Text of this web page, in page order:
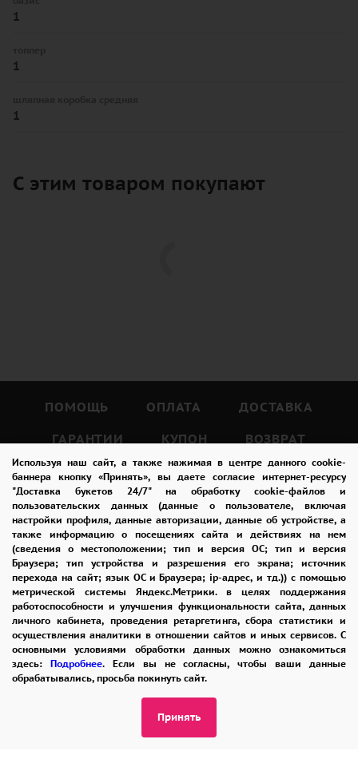
Используя наш сайт, а также нажимая в центре данного cookie-
баннера кнопку «Принять», вы даете согласие интернет-ресурсу
"Доставка букетов 24/7" на обработку cookie-файлов и
пользовательских данных (данные о пользователе, включая
настройки профиля, данные авторизации, данные об устройстве, а
также информацию о посещениях сайта и действиях на нем
(сведения о местоположении; тип и версия ОС; тип и версия
Браузера; тип устройства и разрешения его экрана; источник
перехода на сайт; язык ОС и Браузера; ip-адрес, и тд.)) с помощью
метрической системы Яндекс.Метрики. в целях поддержания
работоспособности и улучшения функциональности сайта, данных
личного кабинета, проведения ретаргетинга, сбора статистики и
осуществления аналитики в отношении сайтов и иных сервисов. С
основными условиями обработки данных можно ознакомиться
здесь: Подробнее. Если вы не согласны, чтобы ваши данные
обрабатывались, просьба покинуть сайт.
Принять
1
1
1
С этим товаром покупают
ПОМОЩЬ ОПЛАТА
ДОСТАВКА
ГАРАНТИИ
КУПОН
ВОЗВРАТ
ОТЗЫВЫ
РЕКОМЕНДАЦИИ
КОНТАКТЫ
8 965 242-37-47
ЗАКАЗАТЬ ЗВОНОК
admin@buket24delivery.ru
ул. Красная Горка д. 36А,
ТЦ «Южный»
ПОЛИТИКА КОНФИДЕНЦИАЛЬНОСТИ